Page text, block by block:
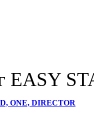
EASY
ONE, DIRECTOR